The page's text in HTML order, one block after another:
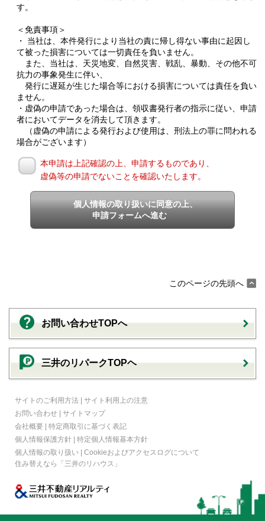
す。
＜免責事項＞
・ 当社は、本件発行により当社の責に帰し得ない事由に起因し
て被った損害については一切責任を負いません。
また、当社は、天災地変、自然災害、戦乱、暴動、その他不可
抗力の事象発生に伴い、
発行に遅延が生じた場合等における損害については責任を負い
ません。
・虚偽の申請であった場合は、領収書発行者の指示に従い、申請
者においてデータを消去して頂きます。
（虚偽の申請による発行および使用は、刑法上の罪に問われる
場合がございます）
本申請は上記確認の上、申請するものであり、
虚偽等の申請でないことを確認いたします。
個人情報の取り扱いに同意の上、
申請フォームへ進む
このページの先頭へ
お問い合わせTOPへ
三井のリパークTOPヘ
サイトのご利用方法 | サイト利用上の注意
お問い合わせ | サイトマップ
会社概要 | 特定商取引に基づく表記
個人情報保護方針 | 特定個人情報基本方針
個人情報の取り扱い | Cookieおよびアクセスログについて
住み替えなら
「三井のリハウス」